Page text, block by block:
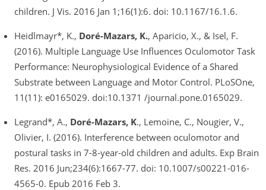
children. J Vis. 2016 Jan 1;16(1):6. doi: 10.1167/16.1.6.
Heidlmayr*, K., Doré-Mazars, K., Aparicio, X., & Isel, F.
(2016). Multiple Language Use Influences Oculomotor Task
Performance: Neurophysiological Evidence of a Shared
Substrate between Language and Motor Control. PLoSOne,
11(11): e0165029. doi:10.1371 /journal.pone.0165029.
Legrand*, A., Doré-Mazars, K., Lemoine, C., Nougier, V.,
Olivier, I. (2016). Interference between oculomotor and
postural tasks in 7-8-year-old children and adults. Exp Brain
Res. 2016 Jun;234(6):1667-77. doi: 10.1007/s00221-016-
4565-0. Epub 2016 Feb 3.